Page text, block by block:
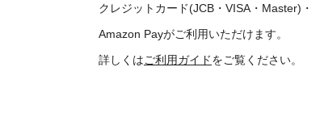
クレジットカード(JCB・VISA・Master)・
Amazon Payがご利用いただけます。
詳しくはご利用ガイドをご覧ください。